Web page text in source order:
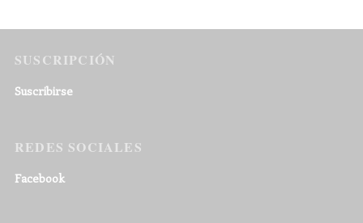
SUSCRIPCIÓN
Suscribirse
REDES SOCIALES
Facebook